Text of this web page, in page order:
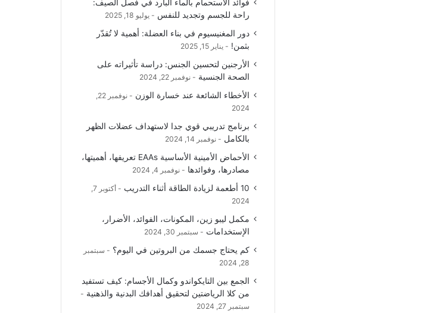
و
ك
T
u
b
e
ق
ر
ا
ا
ل
م
ع
R
فوائد الاستحمام بالماء البارد في فصل الصيف:
راحة للجسم وتجديد للنفس
يوليو 18, 2025
دور المغنيسيوم في بناء العضلة: أهمية لا تُقدّر
بثمن!
يناير 15, 2025
الأرجنين لتحسين الجنس: دراسة تأثيراته على
الصحة الجنسية
نوفمبر 22, 2024
الأخطاء الشائعة عند خسارة الوزن
نوفمبر 22,
2024
برنامج تدريبي قوي جدا لاستهداف عضلات الظهر
بالكامل
نوفمبر 14, 2024
الأحماض الأمينية الأساسية EAAs تعريفها، أهميتها،
مصادرها، وفوائدها
نوفمبر 4, 2024
10 أطعمة لزيادة الطاقة أثناء التدريب
أكتوبر 7,
2024
مكمل ليبو زين، المكونات، الفوائد، الأضرار،
الإستخدامات
سبتمبر 30, 2024
كم يحتاج جسمك من البروتين في اليوم؟
سبتمبر
28, 2024
الجمع بين التايكواندو وكمال الأجسام: كيف تستفيد
من كلا الرياضتين لتحقيق أهدافك البدنية والذهنية
سبتمبر 27, 2024